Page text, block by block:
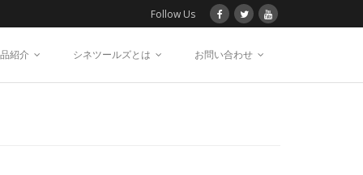
Follow Us
紹介 シネツールズとは お問い合わせ